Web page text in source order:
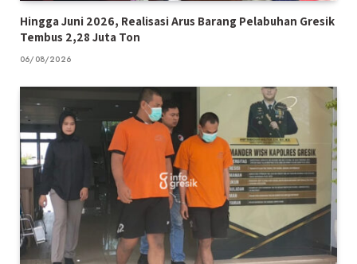
Hingga Juni 2026, Realisasi Arus Barang Pelabuhan Gresik
Tembus 2,28 Juta Ton
06/08/2026